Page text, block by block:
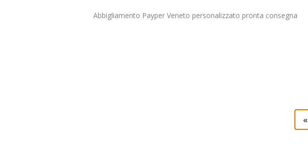
Abbigliamento Payper Veneto personalizzato pronta consegna
«